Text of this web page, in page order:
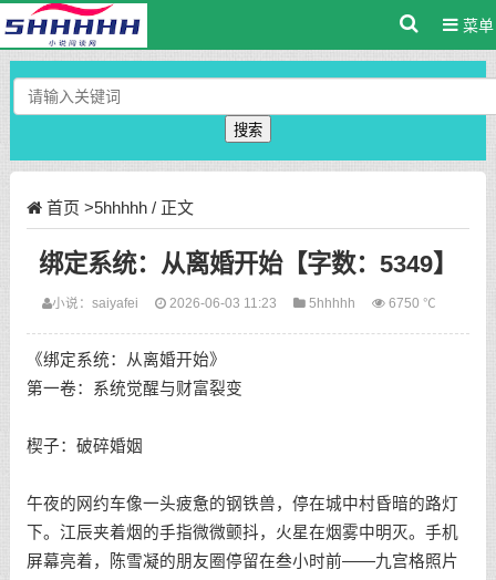
菜单
搜索
首页 >5hhhhh/ 正文
绑定系统：从离婚开始【字数：5349】
小说：saiyafei 2026-06-03 11:23 5hhhhh 6750 ℃
《绑定系统：从离婚开始》
第一卷：系统觉醒与财富裂变
楔子：破碎婚姻
午夜的网约车像一头疲惫的钢铁兽，停在城中村昏暗的路灯
下。江辰夹着烟的手指微微颤抖，火星在烟雾中明灭。手机
屏幕亮着，陈雪凝的朋友圈停留在叁小时前——九宫格照片